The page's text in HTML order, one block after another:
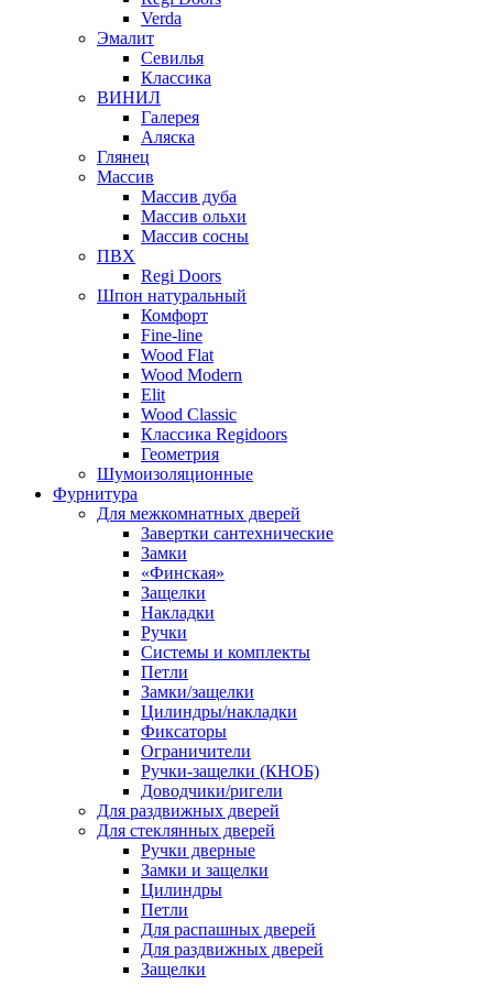
Verda
Эмалит
Севилья
Классика
ВИНИЛ
Галерея
Аляска
Глянец
Массив
Массив дуба
Массив ольхи
Массив сосны
ПВХ
Regi Doors
Шпон натуральный
Комфорт
Fine-line
Wood Flat
Wood Modern
Elit
Wood Classic
Классика Regidoors
Геометрия
Шумоизоляционные
Фурнитура
Для межкомнатных дверей
Завертки сантехнические
Замки
«Финская»
Защелки
Накладки
Ручки
Системы и комплекты
Петли
Замки/защелки
Цилиндры/накладки
Фиксаторы
Ограничители
Ручки-защелки (КНОБ)
Доводчики/ригели
Для раздвижных дверей
Для стеклянных дверей
Ручки дверные
Замки и защелки
Цилиндры
Петли
Для распашных дверей
Для раздвижных дверей
Защелки